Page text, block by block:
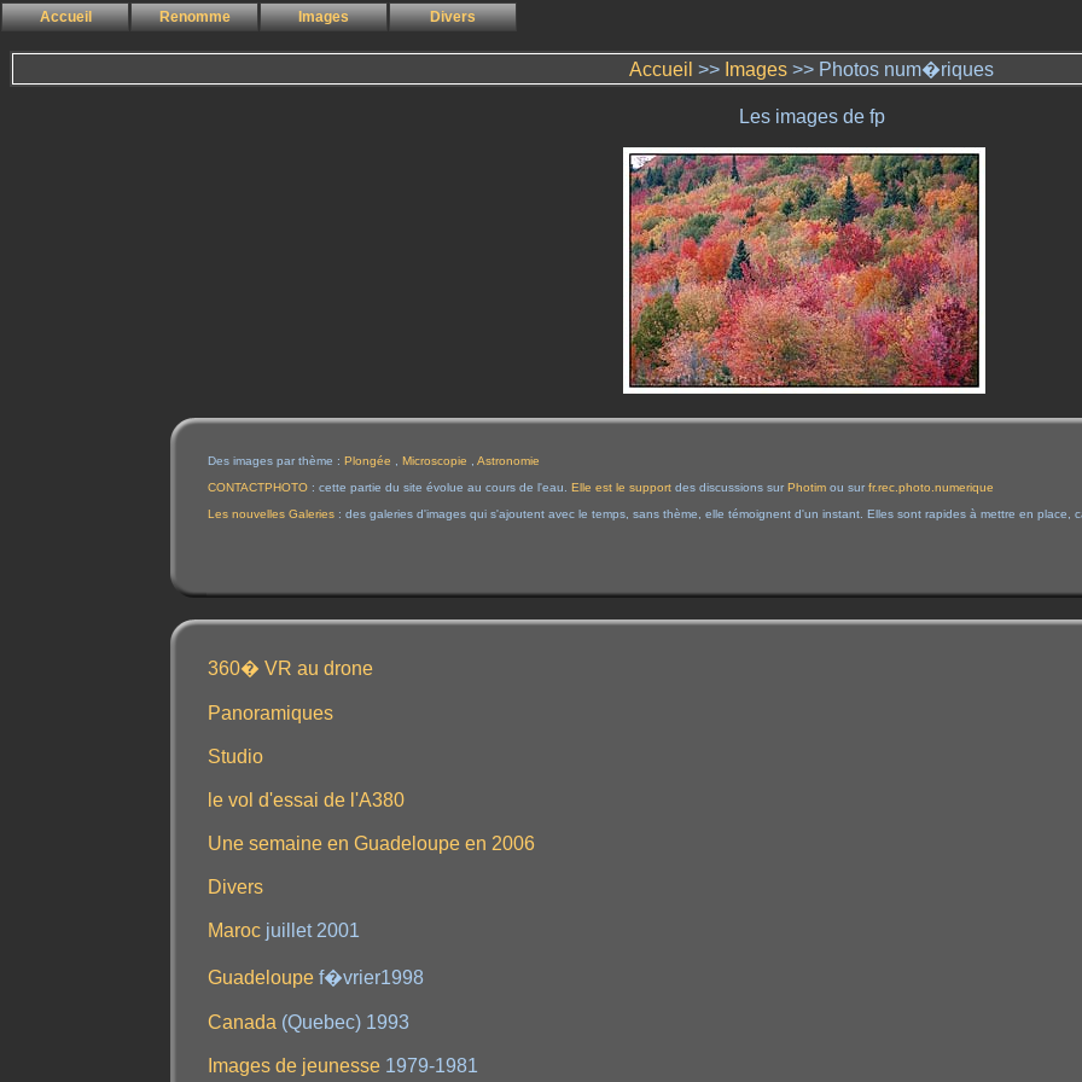
Accueil Renomme Images Divers
Accueil >> Images >> Photos num�riques
Les images de fp
Des images par thème : Plongée Microscopie
Astronomie
CONTACTPHOTO: cette partie du site évolue au cours de l'eau. Elle est le supportdes discussions sur Photimou sur fr.rec.photo.numerique
Les nouvelles Galeries: des galeries d'images qui s'ajoutent avec le temps, sans thème, elle témoignent d'un instant. Elles sont rapides à mettre en place,
360� VR au drone
Panoramiques
Studio
le vol d'essai de l'A380
Une semaine en Guadeloupe en 2006
Divers
Marocjuillet 2001
Guadeloupef�vrier1998
Canada (Quebec) 1993
Images de jeunesse1979-1981